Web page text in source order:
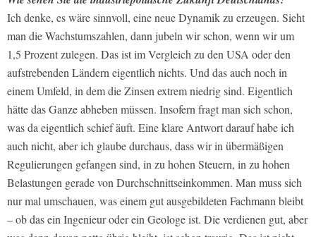
Ich denke, es wäre sinnvoll, eine neue Dynamik zu erzeugen. Sieht
man die Wachstumszahlen, dann jubeln wir schon, wenn wir um
1,5 Prozent zulegen. Das ist im Vergleich zu den USA oder den
aufstrebenden Ländern eigentlich nichts. Und das auch noch in
einem Umfeld, in dem die Zinsen extrem niedrig sind. Eigentlich
hätte das Ganze abheben müssen. Insofern fragt man sich schon,
was da eigentlich schief äuft. Eine klare Antwort darauf habe ich
auch nicht, aber ich glaube durchaus, dass wir in übermäßigen
Regulierungen gefangen sind, in zu hohen Steuern, in zu hohen
Belastungen gerade von Durchschnittseinkommen. Man muss sich
nur mal umschauen, was einem gut ausgebildeten Fachmann bleibt
– ob das ein Ingenieur oder ein Geologe ist. Die verdienen gut, aber